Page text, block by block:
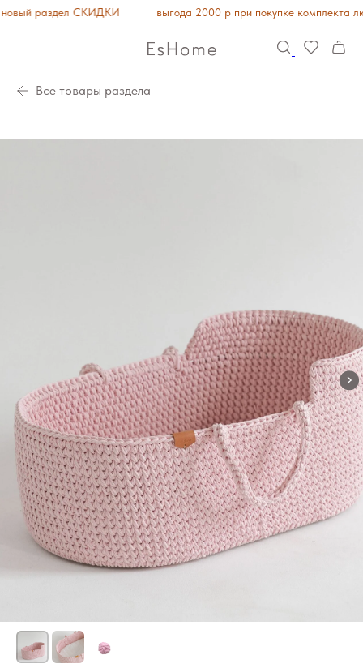
раздел СКИДКИ выгода 2000 р при покупке комплекта
Все товары раздела